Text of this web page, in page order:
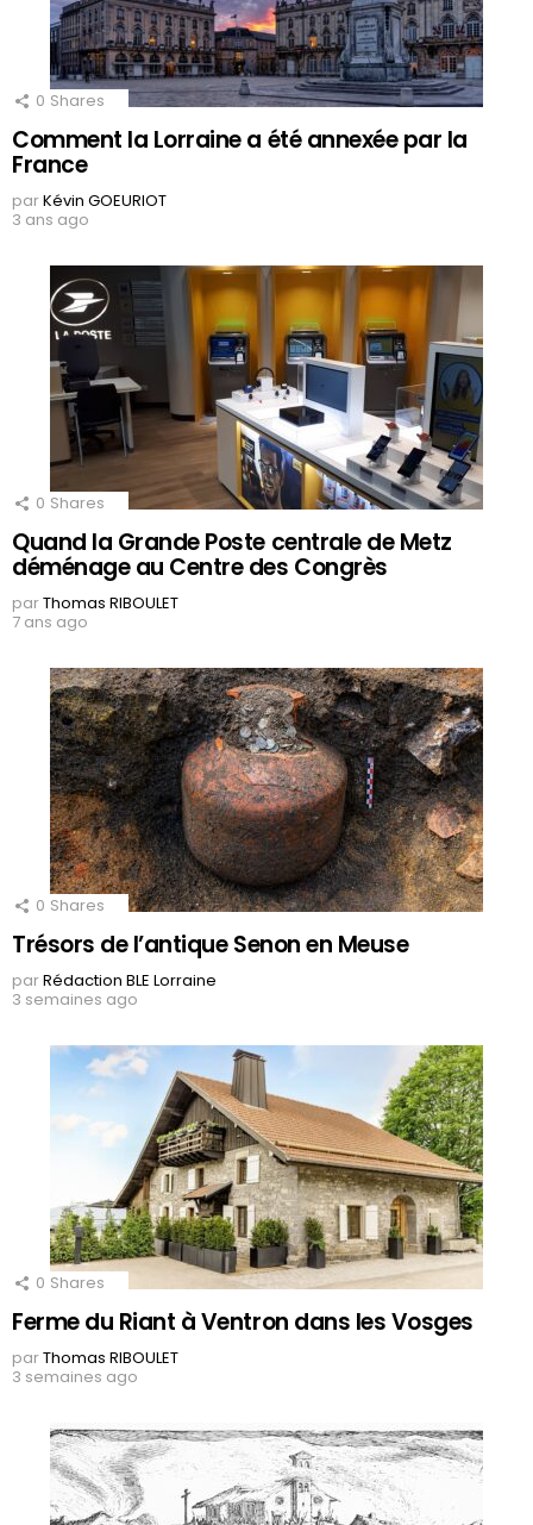
0 Shares
Comment la Lorraine a été annexée par la
France
parKévin GOEURIOT
3 ans ago
0 Shares
Quand la Grande Poste centrale de Metz
déménage au Centre des Congrès
parThomas RIBOULET
7 ans ago
0 Shares
Trésors de l’antique Senon en Meuse
parRédaction BLE Lorraine
3 semaines ago
0 Shares
Ferme du Riant à Ventron dans les Vosges
parThomas RIBOULET
3 semaines ago